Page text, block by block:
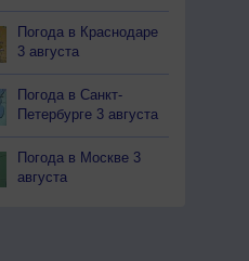
Погода в Краснодаре
3 августа
Погода в Санкт-
Петербурге 3 августа
Погода в Москве 3
августа